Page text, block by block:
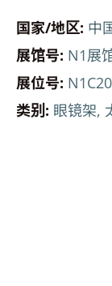
国家/地区: 中
展馆号: N1展
展位号: N1C20
类别: 眼镜架,